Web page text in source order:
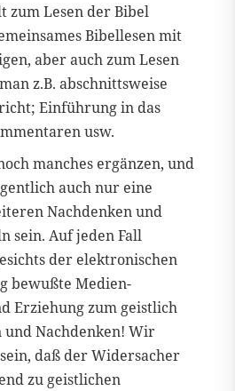
zum Lesen der Bibel
Bibellesen mit
aber auch zum Lesen
z.B. abschnittsweise
Einführung in das
usw.
manches ergänzen, und
auch nur eine
Nachdenken und
sein. Auf jeden Fall
der elektronischen
bewußte Medien-
Erziehung zum geistlich
Nachdenken! Wir
daß der Widersacher
zu geistlichen